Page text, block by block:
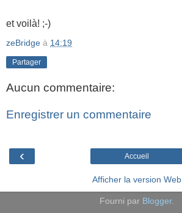
et voilà! ;-)
zeBridge à 14:19
Partager
Aucun commentaire:
Enregistrer un commentaire
‹ Accueil
Afficher la version Web
Fourni par Blogger.